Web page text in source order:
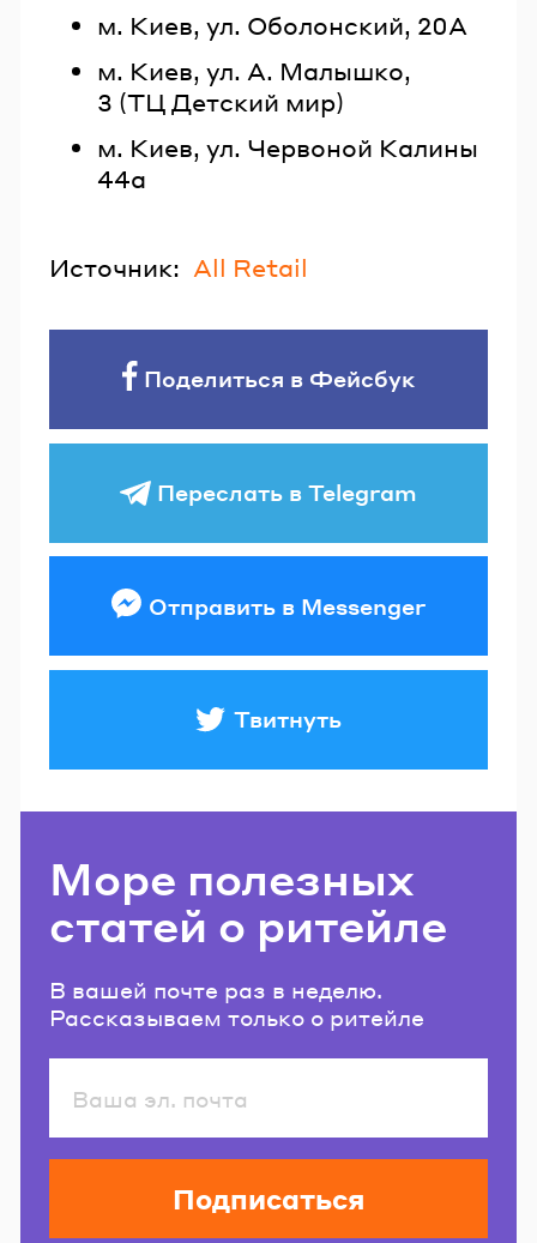
м. Киев, ул. Оболонский, 20А
м. Киев, ул. А. Малышко,
3 (ТЦ Детский мир)
м. Киев, ул. Червоной Калины
44а
Источник: All Retail
Поделиться в Фейсбук
Переслать в Telegram
Отправить в Messenger
Твитнуть
Море полезных
статей о ритейле
В вашей почте раз в неделю.
Рассказываем только о ритейле
Подписаться